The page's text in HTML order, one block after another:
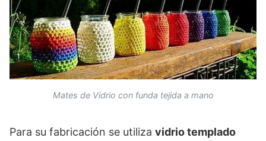
Mates de Vidrio con funda tejida a mano
Para su fabricación se utiliza vidrio templado